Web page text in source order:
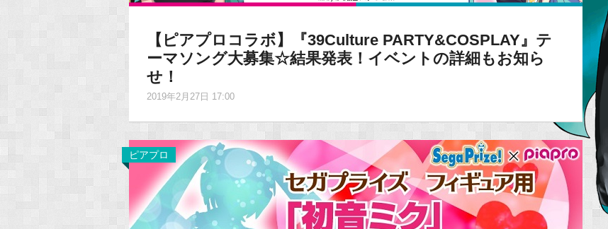
【ピアプロコラボ】『39Culture PARTY&COSPLAY』テ
ーマソング大募集☆結果発表！イベントの詳細もお知ら
せ！
2019年2月27日 17:00
ピアプロ